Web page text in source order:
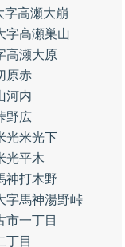
字高瀬大崩
字高瀬巣山
高瀬大原
原赤
河内
野広
光米光下
光平木
神打木野
字馬神湯野峠
市一丁目
丁目